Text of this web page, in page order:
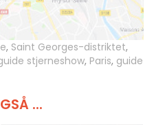
, Saint Georges-distriktet,
stjerneshow, Paris, guide
...